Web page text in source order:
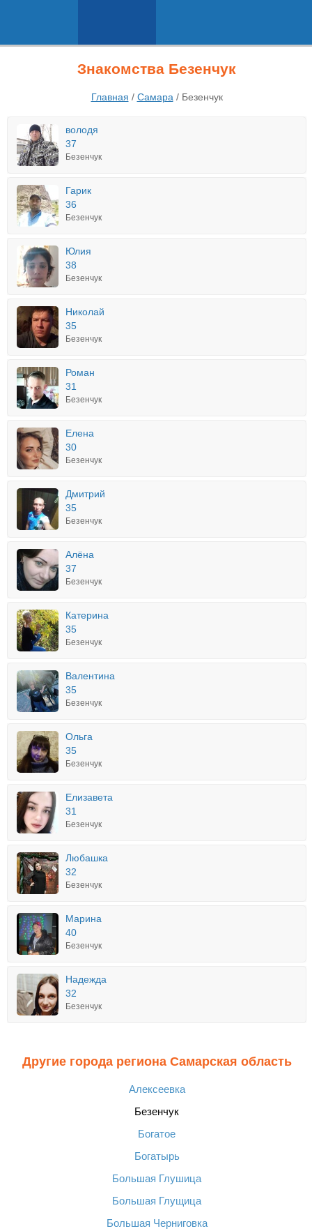
Знакомства Безенчук
Главная / Самара / Безенчук
володя
37
Безенчук
Гарик
36
Безенчук
Юлия
38
Безенчук
Николай
35
Безенчук
Роман
31
Безенчук
Елена
30
Безенчук
Дмитрий
35
Безенчук
Алёна
37
Безенчук
Катерина
35
Безенчук
Валентина
35
Безенчук
Ольга
35
Безенчук
Елизавета
31
Безенчук
Любашка
32
Безенчук
Марина
40
Безенчук
Надежда
32
Безенчук
Другие города региона Самарская область
Алексеевка
Безенчук
Богатое
Богатырь
Большая Глушица
Большая Глущица
Большая Черниговка